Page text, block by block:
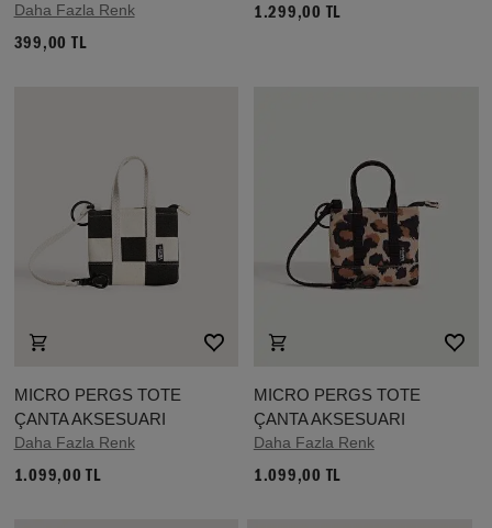
Daha Fazla Renk
399,00 TL
1.299,00 TL
MICRO PERGS TOTE
ÇANTA AKSESUARI
Daha Fazla Renk
1.099,00 TL
MICRO PERGS TOTE
ÇANTA AKSESUARI
Daha Fazla Renk
1.099,00 TL